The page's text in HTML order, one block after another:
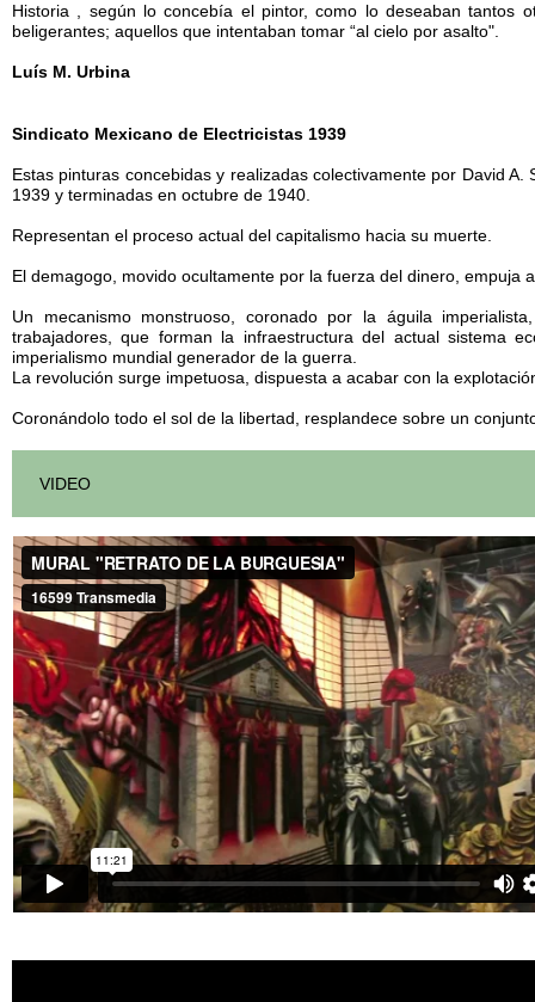
Historia , según lo concebía el pintor, como lo deseaban tantos
beligerantes; aquellos que intentaban tomar “al cielo por asalto".
Luís M. Urbina
Sindicato Mexicano de Electricistas 1939
Estas pinturas concebidas y realizadas colectivamente por David
1939 y terminadas en octubre de 1940.
Representan el proceso actual del capitalismo hacia su muerte.
El demagogo, movido ocultamente por la fuerza del dinero, empuja
Un mecanismo monstruoso, coronado por la águila
trabajadores, que forman la infraestructura del actual sistema
imperialismo mundial generador de la guerra.
La revolución surge impetuosa, dispuesta a acabar con la
Coronándolo todo el sol de la libertad, resplandece sobre un
VIDEO